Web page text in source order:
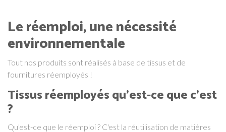
Le réemploi, une nécessité
environnementale
Tout nos produits sont réalisés à base de tissus et de
fournitures réemployés !
Tissus réemployés qu'est-ce que c'est
?
Qu'est-ce que le réemploi ? C'est la réutilisation de matières